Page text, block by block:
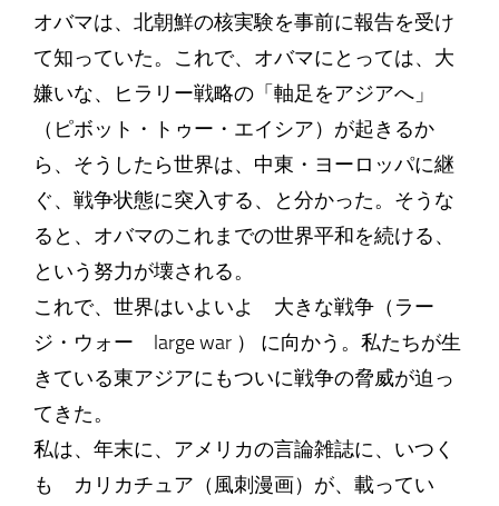
オバマは、北朝鮮の核実験を事前に報告を受け
て知っていた。これで、オバマにとっては、大
嫌いな、ヒラリー戦略の「軸足をアジアへ」
（ピボット・トゥー・エイシア）が起きるか
ら、そうしたら世界は、中東・ヨーロッパに継
ぐ、戦争状態に突入する、と分かった。そうな
ると、オバマのこれまでの世界平和を続ける、
という努力が壊される。
これで、世界はいよいよ 大きな戦争（ラー
ジ・ウォー large war ） に向かう。私たちが生
きている東アジアにもついに戦争の脅威が迫っ
てきた。
私は、年末に、アメリカの言論雑誌に、いつく
も カリカチュア（風刺漫画）が、載ってい